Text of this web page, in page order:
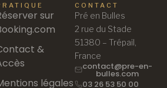
sur
&
légales
CONTACT
Pré en Bulles
2 rue du Stade
51380 – Trépail,
France
contact@pre-en-
bulles.com
03 26 53 50 00